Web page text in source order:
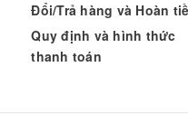
Đổi/Trả hàng và Hoàn
Quy định và hình thức
thanh toán